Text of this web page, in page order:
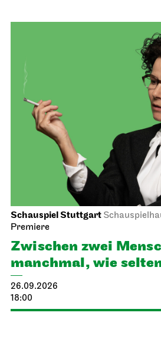
Schauspiel Stuttgart
Premiere
Zwischen zwei
manch­mal, wie
26.09.2026
18:00